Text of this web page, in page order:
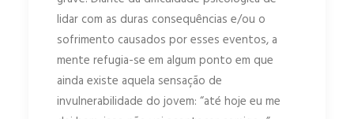
lidar com as duras consequências e/ou o
sofrimento causados por esses eventos, a
mente refugia-se em algum ponto em que
ainda existe aquela sensação de
invulnerabilidade do jovem: “até hoje eu me